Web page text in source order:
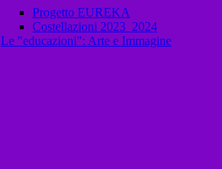
Progetto EUREKA
Costellazioni 2023_2024
Le "educazioni": Arte e Immagine